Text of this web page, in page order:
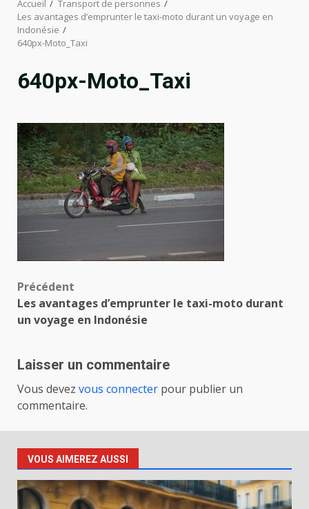
Accueil
Transport de personnes
Les avantages d’emprunter le taxi-moto durant un voyage en
Indonésie
640px-Moto_Taxi
640px-Moto_Taxi
Navigation
d’article
Précédent
Les avantages d’emprunter le taxi-moto durant
un voyage en Indonésie
Laisser un commentaire
Vous devez vous connecter pour publier un
commentaire.
VOUS AIMEREZ AUSSI